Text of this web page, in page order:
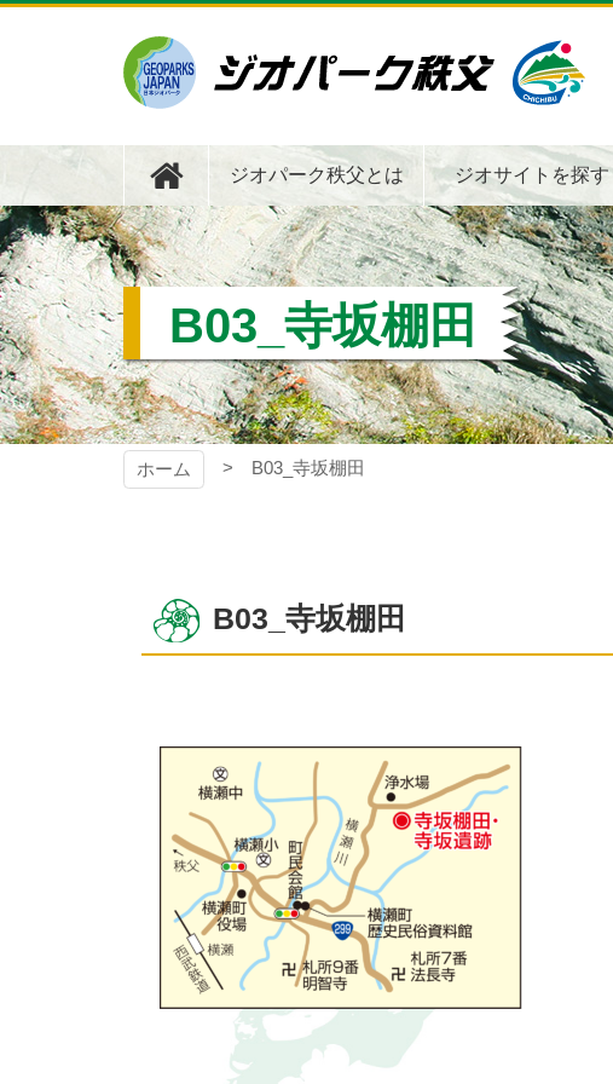
本
へ
ス
キ
ッ
プ
ジオパーク秩父
ジオパーク秩父とは ジオサイトを探す
B03_寺坂棚田
ホーム B03_寺坂棚田
B03_寺坂棚田